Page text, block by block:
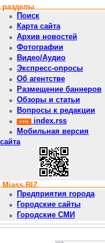
разделы
Поиск
Карта сайта
Архив новостей
Фотографии
Видео/Аудио
Экспресс-опросы
Об агентстве
Размещение баннеров
Обзоры и статьи
Вопросы к редакции
index.rss
Мобильная версия
сайта
Miass.BIZ
Предприятия города
Городские сайты
Городские СМИ